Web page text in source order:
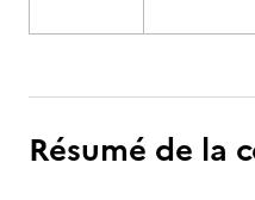
Résumé de la